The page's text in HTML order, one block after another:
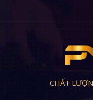
CHẤT